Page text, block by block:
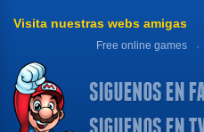
Visita nuestras webs amigas
Free online games